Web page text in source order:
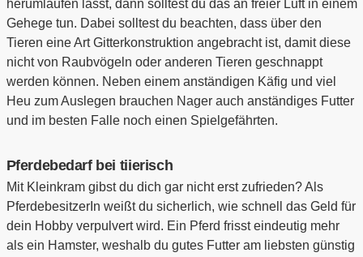
herumlaufen lässt, dann solltest du das an freier Luft in einem
Gehege tun. Dabei solltest du beachten, dass über den
Tieren eine Art Gitterkonstruktion angebracht ist, damit diese
nicht von Raubvögeln oder anderen Tieren geschnappt
werden können. Neben einem anständigen Käfig und viel
Heu zum Auslegen brauchen Nager auch anständiges Futter
und im besten Falle noch einen Spielgefährten.
Pferdebedarf bei tiierisch
Mit Kleinkram gibst du dich gar nicht erst zufrieden? Als
PferdebesitzerIn weißt du sicherlich, wie schnell das Geld für
dein Hobby verpulvert wird. Ein Pferd frisst eindeutig mehr
als ein Hamster, weshalb du gutes Futter am liebsten günstig